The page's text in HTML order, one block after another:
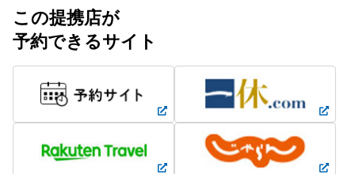
この提携店が
予約できるサイト